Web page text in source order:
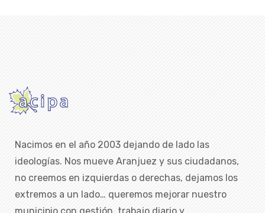
Nacimos en el año 2003 dejando de lado las
ideologías. Nos mueve Aranjuez y sus ciudadanos,
no creemos en izquierdas o derechas, dejamos los
extremos a un lado… queremos mejorar nuestro